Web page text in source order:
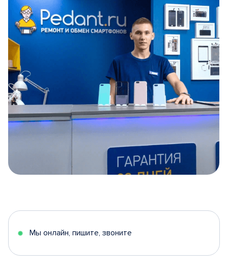
5
Мы онлайн, пишите, звоните